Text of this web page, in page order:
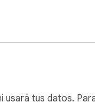
usará tus datos.